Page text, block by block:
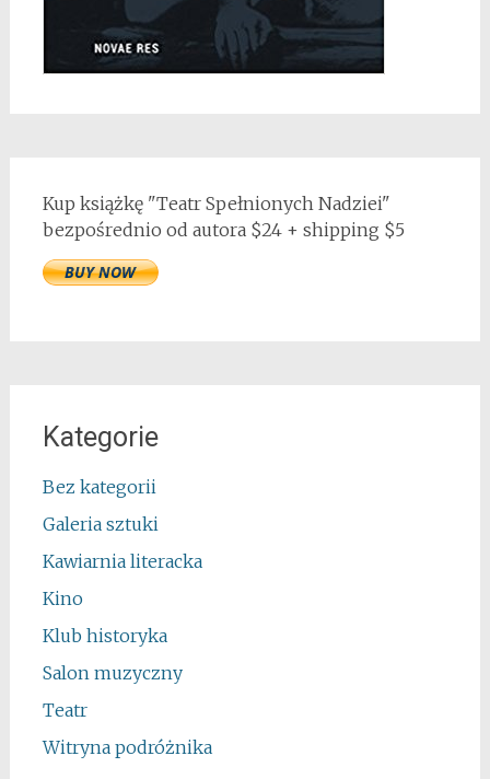
Kup książkę "Teatr Spełnionych Nadziei"
bezpośrednio od autora $24 + shipping $5
Kategorie
Bez kategorii
Galeria sztuki
Kawiarnia literacka
Kino
Klub historyka
Salon muzyczny
Teatr
Witryna podróżnika